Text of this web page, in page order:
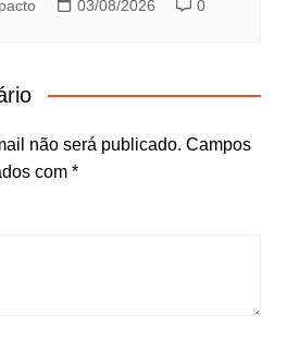
03/08/2026 0
não será publicado. Campos
com *